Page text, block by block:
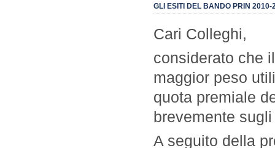
GLI ESITI DEL BANDO PRIN 2010-
Cari Colleghi,
considerato che
maggior peso
quota premiale
brevemente
A seguito della